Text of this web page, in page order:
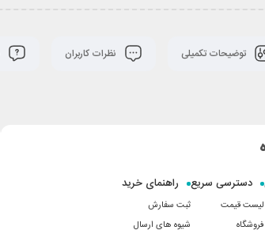
توضیحات تکمیلی نظرات کاربران
دسترسی سریع
لیست قیمت
فروشگاه
راهنمای خرید
ثبت سفارش
شیوه های ارسال